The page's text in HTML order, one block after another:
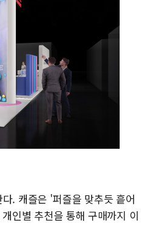
. 캐즐은 '퍼즐을 맞추듯 흩어
인별 추천을 통해 구매까지 이